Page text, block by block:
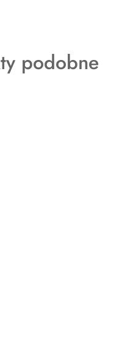
podobne